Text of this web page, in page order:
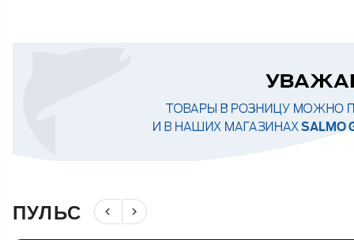
ПУЛЬС navigate_before navigate_next